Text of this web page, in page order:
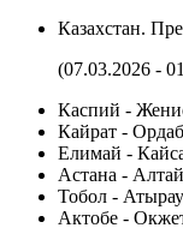
Казахстан.
(07.03.2026 -
Каспий -
Кайрат -
Елимай -
Астана - Алтай
Тобол - Атырау
Актобе -